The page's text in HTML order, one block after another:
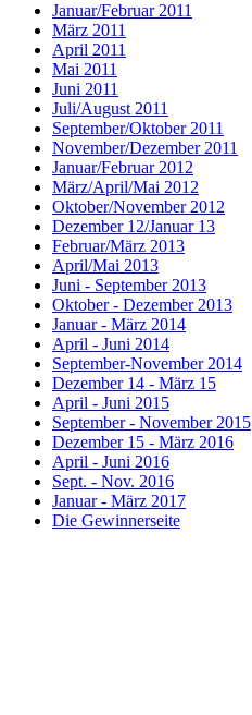
Januar/Februar 2011
März 2011
April 2011
Mai 2011
Juni 2011
Juli/August 2011
September/Oktober 2011
November/Dezember 2011
Januar/Februar 2012
März/April/Mai 2012
Oktober/November 2012
Dezember 12/Januar 13
Februar/März 2013
April/Mai 2013
Juni - September 2013
Oktober - Dezember 2013
Januar - März 2014
April - Juni 2014
September-November 2014
Dezember 14 - März 15
April - Juni 2015
September - November 2015
Dezember 15 - März 2016
April - Juni 2016
Sept. - Nov. 2016
Januar - März 2017
Die Gewinnerseite